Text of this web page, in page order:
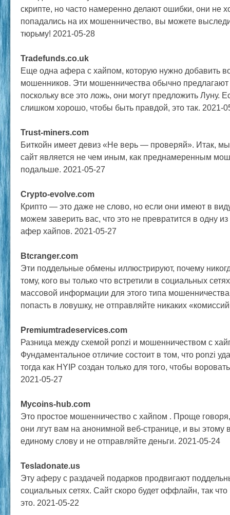
скрипте, но часто намеренно делают ошибки, они не
попадались на их мошенничество, вы можете
тюрьму! 2021-05-28
Tradefunds.co.uk
Еще одна афера с хайпом, которую нужно добавить
мошенников. Эти мошенничества обычно
поскольку все это ложь, они могут предложить Луну.
слишком хорошо, чтобы быть правдой, это так. 2021-
Trust-miners.com
Биткойн имеет девиз «Не верь — проверяй». Итак,
сайт является не чем иным, как преднамеренным
подальше. 2021-05-27
Crypto-evolve.com
Крипто — это даже не слово, но если они имеют в
можем заверить вас, что это не превратится в одну
афер хайпов. 2021-05-27
Btcranger.com
Эти поддельные обмены иллюстрируют, почему
тому, кого вы только что встретили в социальных
массовой информации для этого типа
попасть в ловушку, не отправляйте никаких
Premiumtradeservices.com
Разница между схемой ponzi и мошенничеством с
Фундаментальное отличие состоит в том, что ponzi
тогда как HYIP создан только для того, чтобы
2021-05-27
Mycoins-hub.com
Это простое мошенничество с хайпом . Проще
они лгут вам на анонимной веб-странице, и вы этому
единому слову и не отправляйте деньги. 2021-05-24
Tesladonate.us
Эту аферу с раздачей подарков продвигают
социальных сетях. Сайт скоро будет оффлайн, так
это. 2021-05-22